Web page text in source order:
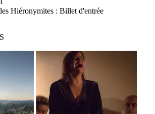
Hiéronymites : Billet d'entrée